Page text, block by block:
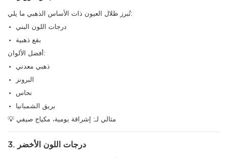
تُبرز ظلال العيون ذات الأساس الذهبي ما يلي:
درجات اللون البني
بقع ذهبية
أفضل الألوان:
ذهبي معدني
البرونز
نحاس
بريق الشمبانيا
💡 مثالي لـ: إشراقة يومية، مكياج صيفي
3. درجات اللون الأخضر